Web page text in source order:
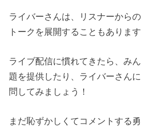
ライバーさんは、リスナーから
トークを展開することもあります
ライブ配信に慣れてきたら、み
題を提供したり、ライバーさん
問してみましょう！
まだ恥ずかしくてコメントする